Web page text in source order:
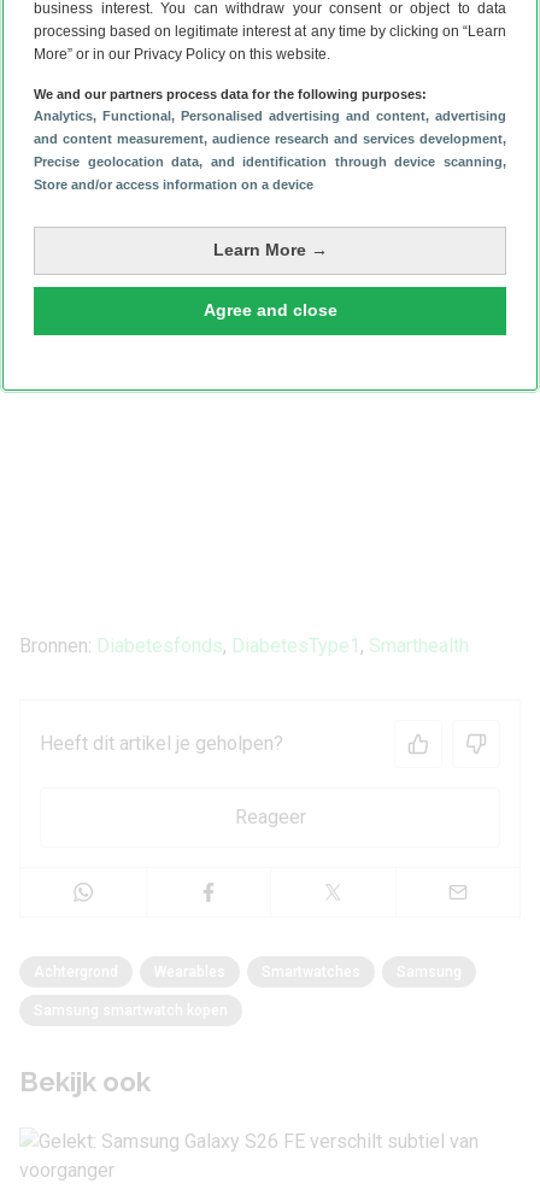
business interest. You can withdraw your consent or object to data
processing based on legitimate interest at any time by clicking on “Learn
More” or in our Privacy Policy on this website.
We and our partners process data for the following purposes:
Analytics, Functional, Personalised advertising and content, advertising
and content measurement, audience research and services development,
Precise geolocation data, and identification through device scanning,
Store and/or access information on a device
Learn More →
Agree and close
gratisAndroid Planet-appdownloaden.
Bronnen: Diabetesfonds, DiabetesType1 , Smarthealth
Heeft dit artikel je geholpen?
Reageer
Bekijk ook